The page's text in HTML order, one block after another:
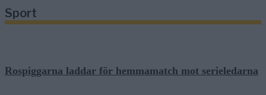
Sport
Rospiggarna laddar för hemmamatch mot serieledarna